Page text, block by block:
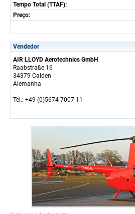
Tempo Total (TTAF):
Preço:
Vendedor
AIR LLOYD Aerotechnics GmbH
Raabstraße 16
34379 Calden
Alemanha
Tel.: +49 (0)5674 7007-11